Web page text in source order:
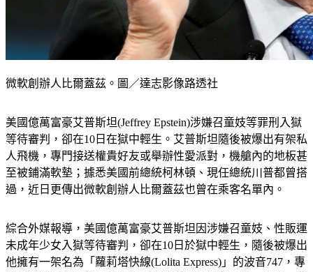
微軟創辦人比爾蓋茲。圖／達志影像路透社
美國億萬富豪艾普斯坦(Jeffrey Epstein)涉嫌召童妓等罪刑入獄
等待審判，卻在10日在獄中輕生。艾普斯坦隨後被爆出有架私
人飛機，專門接送權貴好友或舉辦性愛派對，機艙內的地板甚
至被鋪滿軟墊；據悉美國前總統柯林頓、現任總統川普都曾搭
過，近日更傳出微軟創辦人比爾蓋茲也曾在乘客名單內。
綜合外媒報導，美國億萬富豪艾普斯坦因涉嫌召童妓、性販運
未成年少女入獄等待審判，卻在10日於獄中輕生，隨後被爆出
他擁有一架名為「蘿莉塔快線(Lolita Express)」的波音747，專